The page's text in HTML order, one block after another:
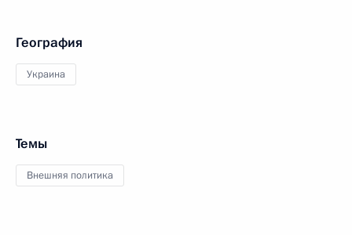
География
Украина
Темы
Внешняя политика